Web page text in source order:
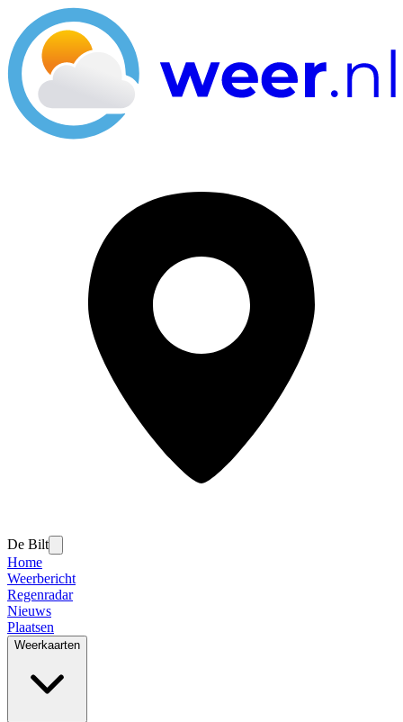
De Bilt
Home
Weerbericht
Regenradar
Nieuws
Plaatsen
Weerkaarten